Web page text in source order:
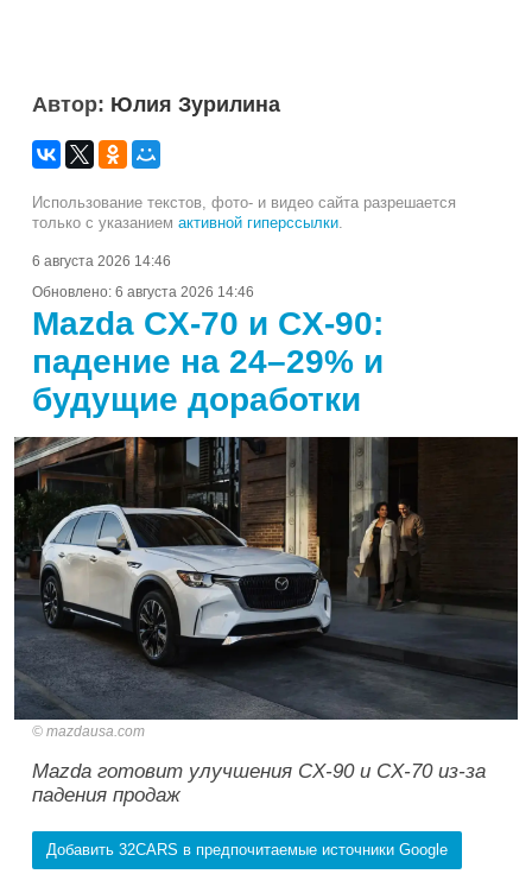
Автор: Юлия Зурилина
Использование текстов, фото- и видео сайта разрешается
только с указанием активной гиперссылки
6 августа 2026 14:46
Обновлено: 6 августа 2026 14:46
Mazda CX-70 и CX-90:
падение на 24–29% и
будущие доработки
mazdausa.com
Mazda готовит улучшения CX-90 и CX-70 из-за
падения продаж
Добавить 32CARS в предпочитаемые источники Google